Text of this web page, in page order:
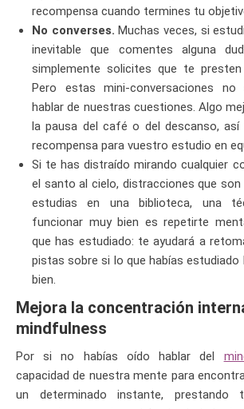
recompensa cuando termines tu
No converses. Muchas veces, si
inevitable que comentes alguna
simplemente solicites que te
Pero estas mini-conversaciones no
hablar de nuestras cuestiones. Algo
la pausa del café o del descanso, así
recompensa para vuestro estudio en
Si te has distraído mirando cualquier
el santo al cielo, distracciones que son
estudias en una biblioteca, una
funcionar muy bien es repetirte
que has estudiado: te ayudará a
pistas sobre si lo que habías estudiado
bien.
Mejora la concentración
mindfulness
Por si no habías oído hablar del
capacidad de nuestra mente para
un determinado instante, prestando